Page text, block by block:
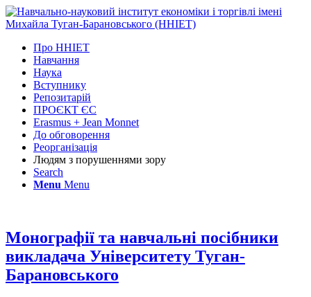
Про ННІЕТ
Навчання
Наука
Вступнику
Репозитарій
ПРОЄКТ ЄС
Erasmus + Jean Monnet
До обговорення
Реорганізація
Людям з порушеннями зору
Search
Menu Menu
Монографії та навчальні посібники
викладача Університету Туган-
Барановського